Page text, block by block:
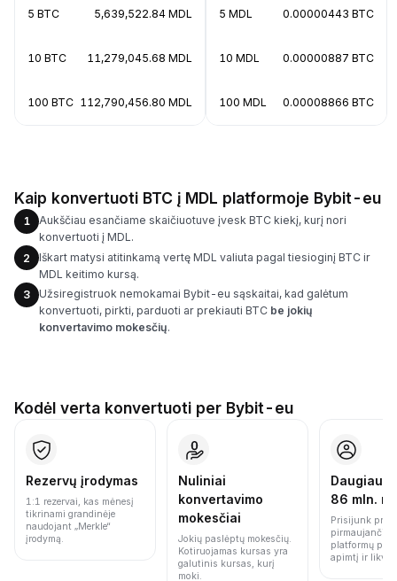
5 BTC 5,639,522.84 MDL
10 BTC 11,279,045.68 MDL
100 BTC 112,790,456.80 MDL
5 MDL 0.00000443 BTC
10 MDL 0.00000887 BTC
100 MDL 0.00008866 BTC
Kaip konvertuoti BTC į MDL platformoje Bybit-eu
1
Aukščiau esančiame skaičiuotuve įvesk BTC kiekį, kurį nori
konvertuoti į MDL.
2
Iškart matysi atitinkamą vertę MDL valiuta pagal tiesioginį BTC ir
MDL keitimo kursą.
3
Užsiregistruok nemokamai Bybit-eu sąskaitai, kad galėtum
konvertuoti, pirkti, parduoti ar prekiauti BTC be jokių
konvertavimo mokesčių.
Kodėl verta konvertuoti per Bybit-eu
Rezervų įrodymas
1:1 rezervai, kas mėnesį
tikrinami grandinėje
naudojant „Merkle“
įrodymą.
Nuliniai
konvertavimo
mokesčiai
Jokių paslėptų mokesčių.
Kotiruojamas kursas yra
galutinis kursas, kurį
moki.
Daugiau
86 mln.
Prisijunk prie
pirmaujančių
platformų
apimtį ir